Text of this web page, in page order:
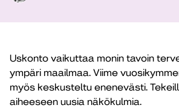
Uskonto vaikuttaa monin tavoin
ympäri maailmaa. Viime
myös keskusteltu enenevästi.
aiheeseen uusia näkökulmia.